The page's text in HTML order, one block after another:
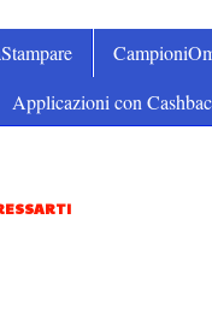
Applicazioni con